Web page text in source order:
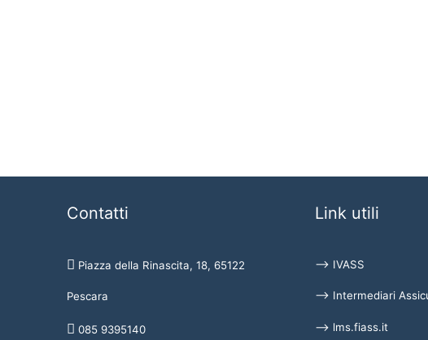
Contatti
Piazza della Rinascita, 18, 65122
Pescara
085 9395140
Link utili
⟶ IVASS
⟶ Intermediari
⟶ lms.fiass.it